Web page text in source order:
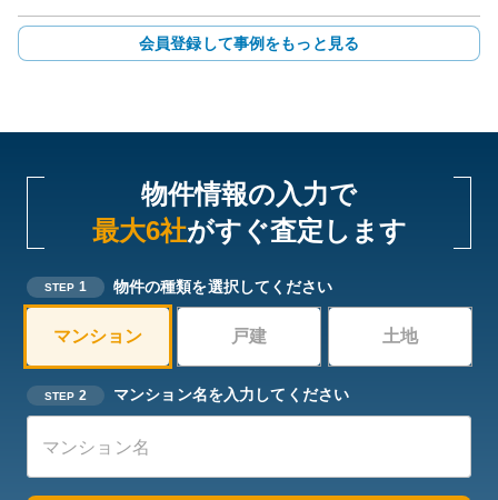
会員登録して事例をもっと見る
物件情報の入力で
最大6社がすぐ査定します
STEP 1 物件の種類を選択してください
マンション 戸建 土地
STEP 2 マンション名を入力してください